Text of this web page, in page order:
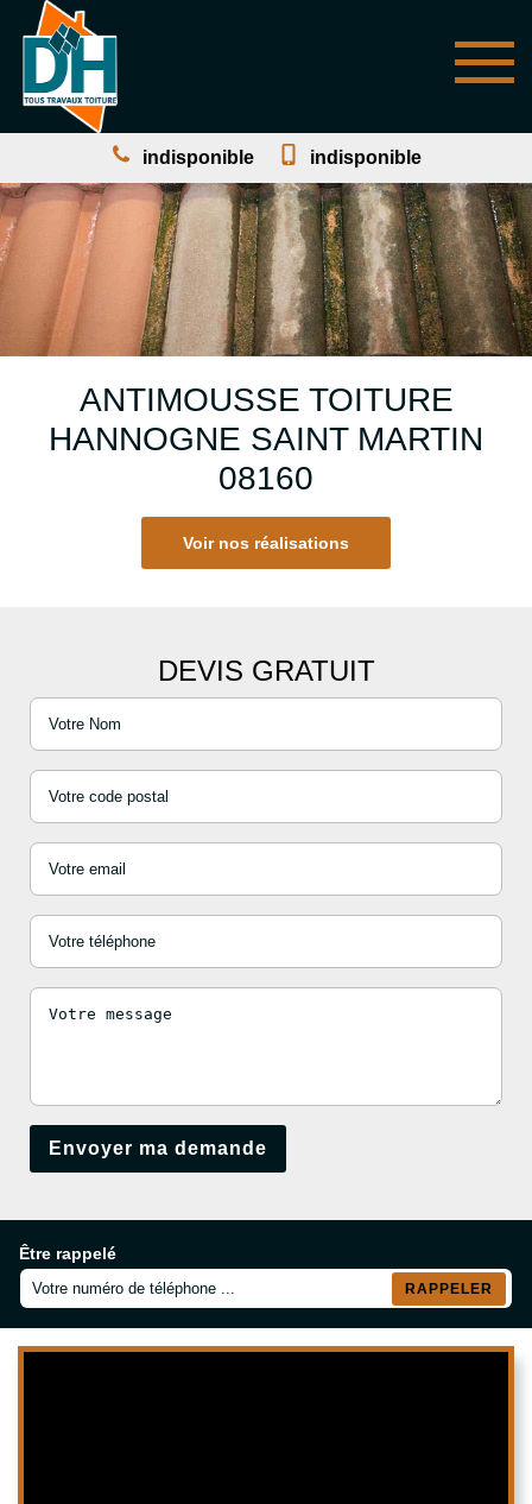
indisponible indisponible
ANTIMOUSSE TOITURE
HANNOGNE SAINT MARTIN
08160
Voir nos réalisations
DEVIS GRATUIT
Être rappelé